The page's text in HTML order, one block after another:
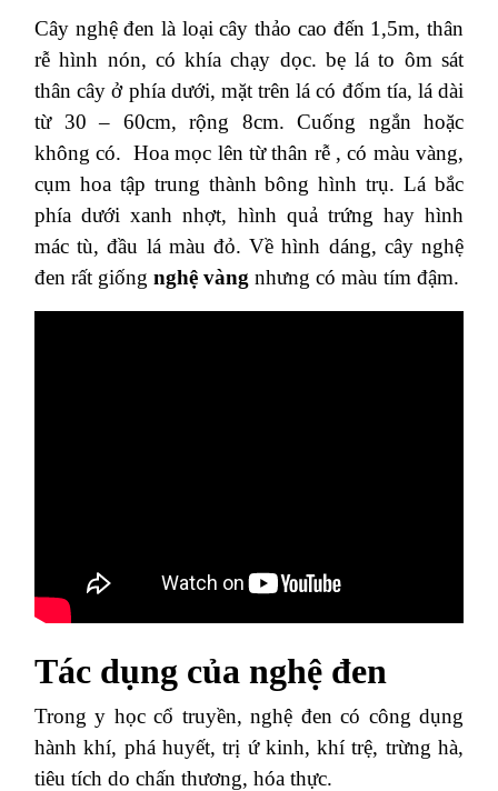
Cây nghệ đen là loại cây thảo cao đến 1,5m, thân
rễ hình nón, có khía chạy dọc. bẹ lá to ôm sát
thân cây ở phía dưới, mặt trên lá có đốm tía, lá dài
từ 30 – 60cm, rộng 8cm. Cuống ngắn hoặc
không có. Hoa mọc lên từ thân rễ , có màu vàng,
cụm hoa tập trung thành bông hình trụ. Lá bắc
phía dưới xanh nhợt, hình quả trứng hay hình
mác tù, đầu lá màu đỏ. Về hình dáng, cây nghệ
đen rất giống nghệ vàng nhưng có màu tím đậm.
Tác dụng của nghệ đen
Trong y học cổ truyền, nghệ đen có công dụng
hành khí, phá huyết, trị ứ kinh, khí trệ, trừng hà,
tiêu tích do chấn thương, hóa thực.